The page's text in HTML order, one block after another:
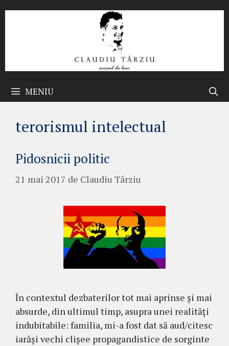
MENIU
terorismul intelectual
Pidosnicii politic
21 mai 2017 de Claudiu Târziu
În contextul dezbaterilor tot mai aprinse și mai
absurde, din ultimul timp, asupra unei realități
indubitabile: familia, mi-a fost dat să aud/citesc
iarăși vechi clișee propagandistice de sorginte